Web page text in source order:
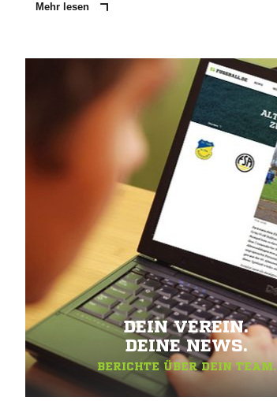
Mehr lesen
DEIN VEREIN.
DEINE NEWS.
BERICHTE ÜBER DEIN TEAM.